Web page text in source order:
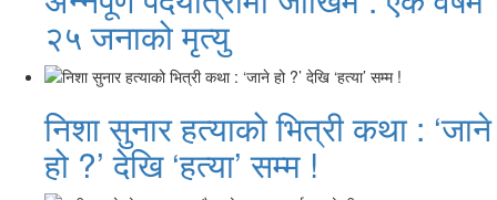
२५ जनाको मृत्यु
निशा सुनार हत्याको भित्री कथा : ‘जाने
हो ?’ देखि ‘हत्या’ सम्म !